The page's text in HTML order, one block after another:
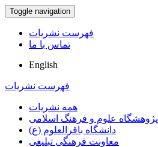
Toggle navigation
فهرست نشریات
تماس با ما
English
فهرست نشریات
همه نشریات
پژوهشگاه علوم و فرهنگ اسلامی
دانشگاه باقرالعلوم (ع)
معاونت فرهنگی تبلیغی